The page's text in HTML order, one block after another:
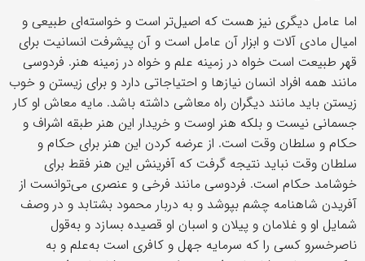
اما عامل دیگری نیز هست که اصیل‌تر است و خواسته‌ای طبیعی و
امیال مادی آلات و ابزار آن عامل است و آن پیشرفت انسانیت برای
قهر طبیعت است خواه در زمینه علم و خواه در زمینه هنر. فردوسی
مانند همه افراد انسان نیازها و احتیاجاتی دارد و برای زیستن و خوب
زیستن باید مانند دیگران راه معاشی داشته باشد. مایه معاش او کار
جسمانی نیست و بلکه هنر اوست و خریدار این هنر طبقه اشراف و
حکام و سلطان وقت است. از عرضه کردن این هنر برای حکام و
سلطان وقت نباید نتیجه گرفت که آفرینش این هنر فقط برای
خوشامد حکام است. فردوسی مانند فرخی و عنصری می‌توانست از
آفریدن شاهنامه چشم بپوشد و به‌ دربار محمود بشتابد و در وصف
شمایل او و غلامان و پیلان و اسبان او قصیده بسازد و به‌قول
ناصرخسرو کسی را که سرمایه جهل و کافری است به‌علم و به